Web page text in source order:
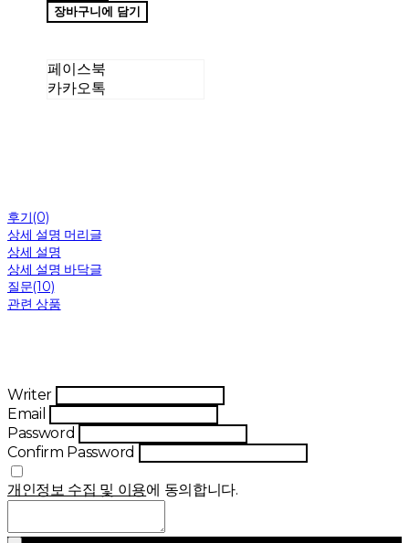
장바구니에 담기
페이스북
카카오톡
후기(0)
상세 설명 머리글
상세 설명
상세 설명 바닥글
질문(10)
관련 상품
Writer
Email
Password
Confirm Password
개인정보 수집 및 이용에 동의합니다.